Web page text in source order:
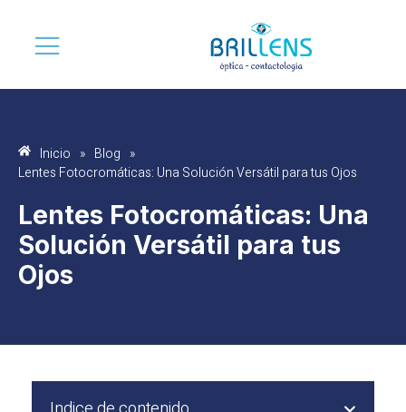
Inicio » Blog »
Lentes Fotocromáticas: Una Solución Versátil para tus Ojos
Lentes Fotocromáticas: Una
Solución Versátil para tus
Ojos